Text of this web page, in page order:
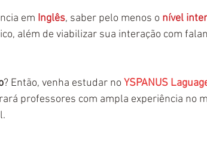
em Inglês, saber pelo menos o nível
além de viabilizar sua interação com
? Então, venha estudar no YSPANUS
professores com ampla experiência no